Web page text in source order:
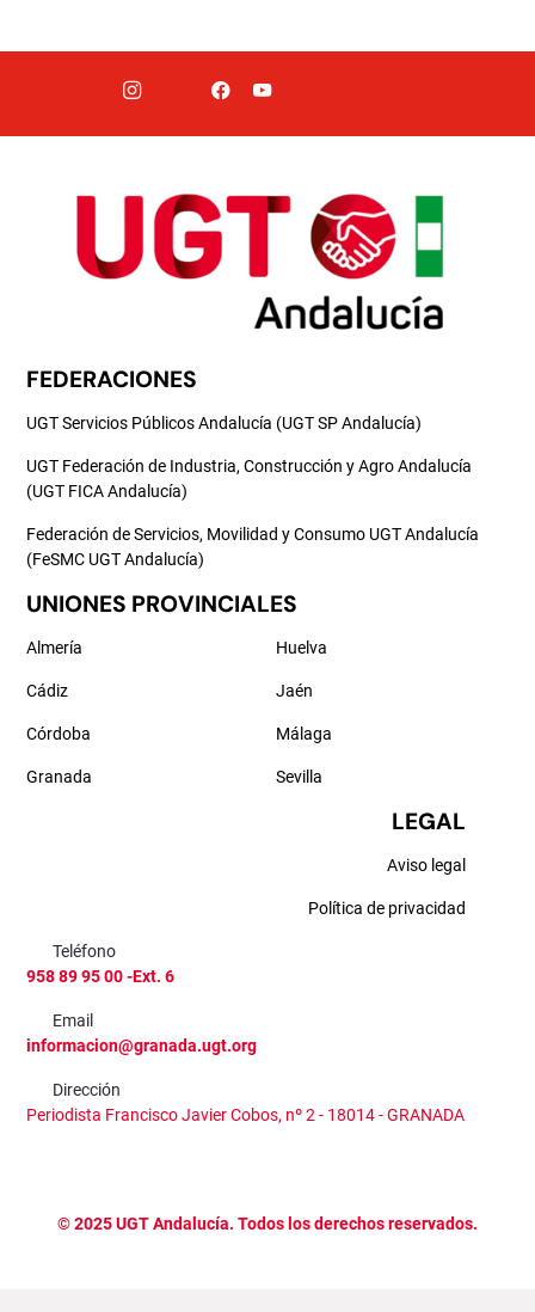
FEDERACIONES
UGT Servicios Públicos Andalucía (UGT SP Andalucía)
UGT Federación de Industria, Construcción y Agro Andalucía
(UGT FICA Andalucía)
Federación de Servicios, Movilidad y Consumo UGT Andalucía
(FeSMC UGT Andalucía)
UNIONES PROVINCIALES
Almería
Cádiz
Córdoba
Granada
Huelva
Jaén
Málaga
Sevilla
LEGAL
Aviso legal
Política de privacidad
Teléfono
958 89 95 00 -Ext. 6
Email
informacion@granada.ugt.org
Dirección
Periodista Francisco Javier Cobos, nº 2 - 18014 - GRANADA
©2025UGT Andalucía. Todos los derechos reservados.